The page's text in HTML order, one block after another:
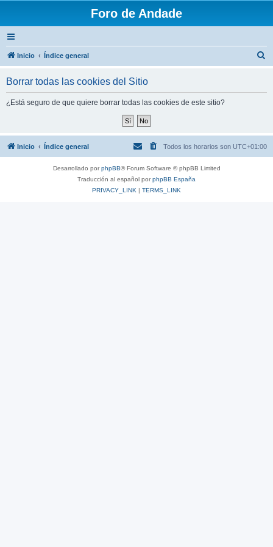
Foro de Andade
Inicio Índice general
Borrar todas las cookies del Sitio
¿Está seguro de que quiere borrar todas las cookies de este sitio?
Inicio Índice general Todos los horarios son UTC+01:00
Desarrollado porphpBB® Forum Software © phpBB Limited
Traducción al español porphpBB España
PRIVACY_LINK | TERMS_LINK